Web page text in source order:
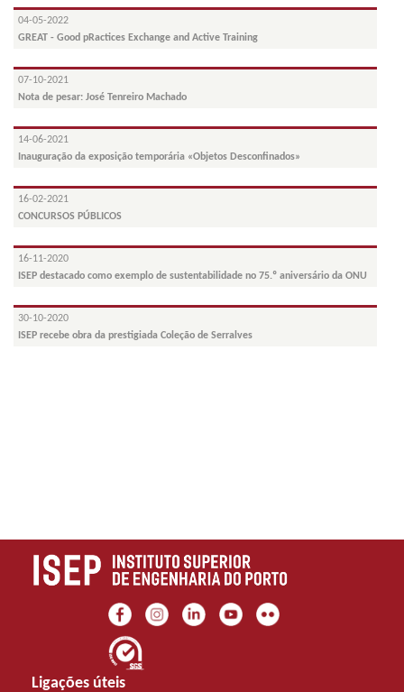
04-05-2022
GREAT - Good pRactices Exchange and Active Training
07-10-2021
Nota de pesar: José Tenreiro Machado
14-06-2021
Inauguração da exposição temporária «Objetos Desconfinados»
16-02-2021
CONCURSOS PÚBLICOS
16-11-2020
ISEP destacado como exemplo de sustentabilidade no 75.º aniversário da ONU
30-10-2020
ISEP recebe obra da prestigiada Coleção de Serralves
Ligações úteis